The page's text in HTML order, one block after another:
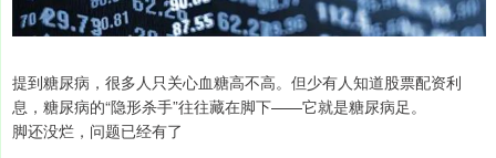
提到糖尿病，很多人只关心血糖高不高。但少有人知道股票配资利
息，糖尿病的“隐形杀手”往往藏在脚下——它就是糖尿病足。
脚还没烂，问题已经有了